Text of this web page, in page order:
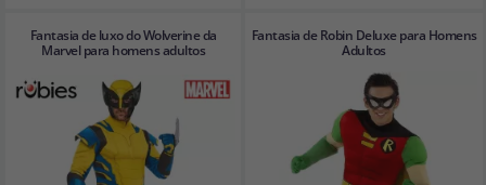
Fantasia de luxo do Wolverine da
Marvel para homens adultos
Fantasia de Robin Deluxe para Homens
Adultos